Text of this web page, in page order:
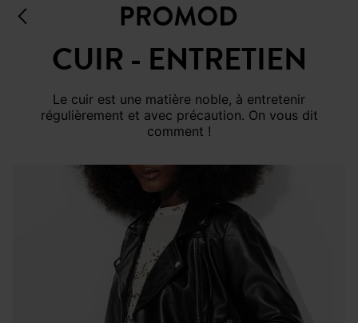
CUIR - ENTRETIEN
Le cuir est une matière noble, à entretenir
régulièrement et avec précaution. On vous dit
comment !